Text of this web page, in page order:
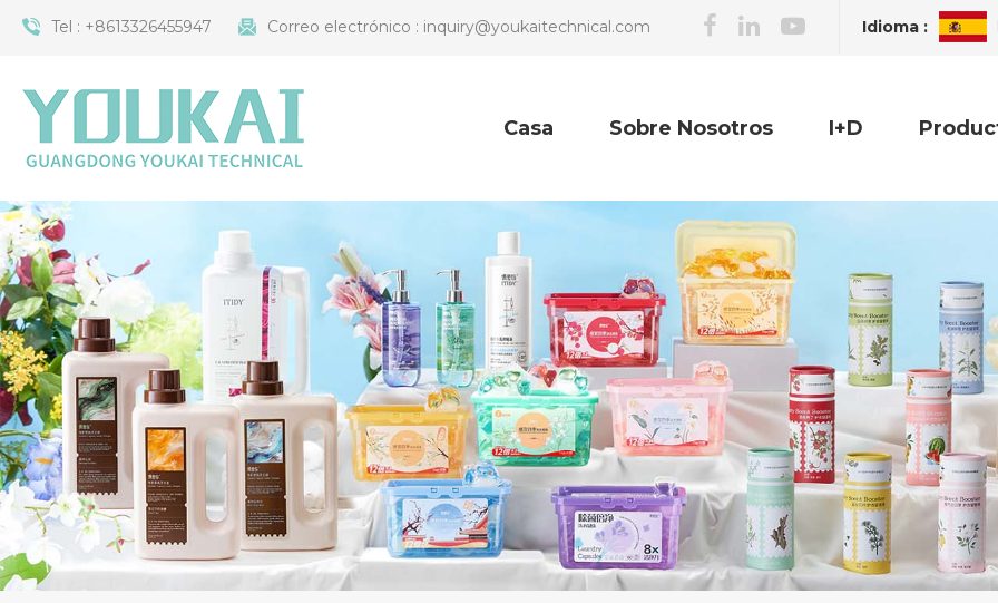
Tel : +8613326455947 Correo electrónico : inquiry@youkaitechnical.com Idioma :
Casa Sobre Nosotros I+D